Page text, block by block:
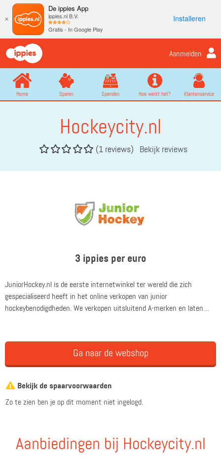
×
De ippies App
ippies.nl B.V.
Gratis - In Google Play
Installeren
Aanmelden
Home Sparen Spenden Hoe werkt het? Klantenservice
Hockeycity.nl
(1 reviews) Bekijk reviews
3 ippies per euro
JuniorHockey.nl is de eerste internetwinkel ter wereld die zich
gespecialiseerd heeft in het online verkopen van junior
hockeybenodigdheden. We verkopen uitsluitend A-merken en laten
betrouwbaarheid hoog in het vaandel staat.
Ga naar de webshop
Bekijk de spaarvoorwaarden
Zo te zien ben je op dit moment niet ingelogd.
Aanbiedingen bij Hockeycity.nl